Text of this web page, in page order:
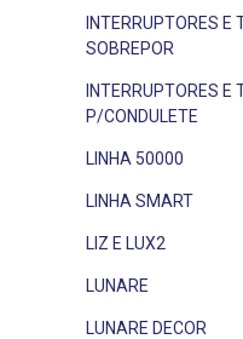
INTERRUPTORES E
SOBREPOR
INTERRUPTORES E
P/CONDULETE
LINHA 50000
LINHA SMART
LIZ E LUX2
LUNARE
LUNARE DECOR